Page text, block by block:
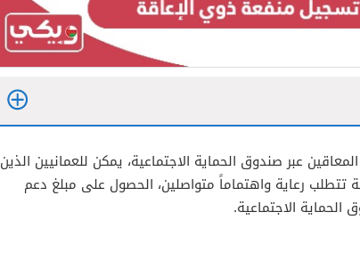
عبر صندوق الحماية الاجتماعية، يمكن للعمانيين الذين
رعاية واهتماماً متواصلين، الحصول على مبلغ دعم
الاجتماعية.